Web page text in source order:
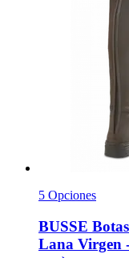
5 Opciones
BUSSE
Lana Virgen